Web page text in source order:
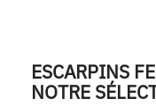
ESCARPINS
NOTRE